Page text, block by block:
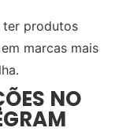
ter produtos
marcas mais
NO